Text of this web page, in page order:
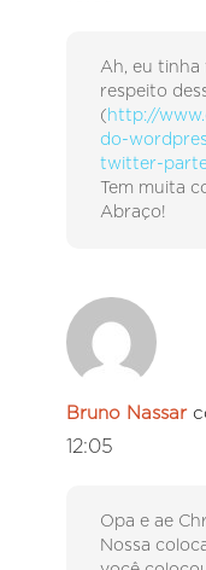
Ah, eu tinha
respeito
( http://
do-
twitter-
Tem muita
Abraço!
Bruno Nassar
12:05
Opa e ae
Nossa